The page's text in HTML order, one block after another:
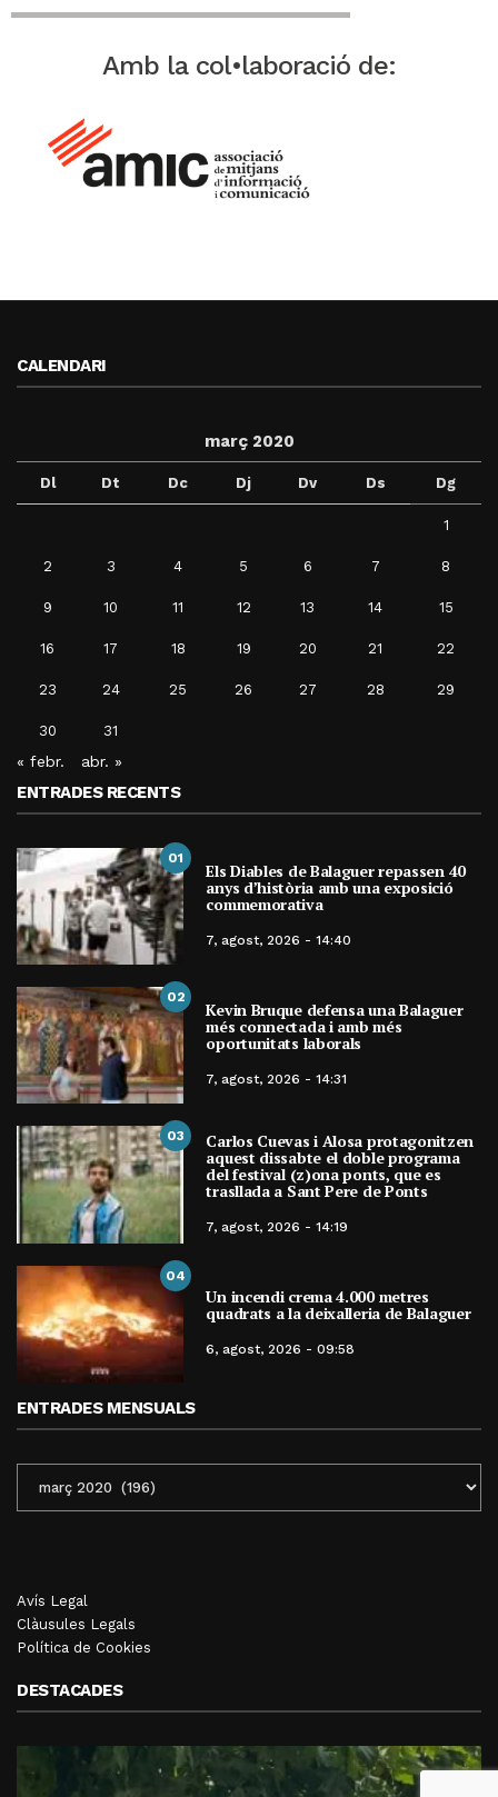
Amb la col•laboració de:
CALENDARI
març 2020
Dl Dt Dc Dj Dv Ds Dg
1
2 3 4 5 6 7 8
9 10 11 12 13 14 15
16 17 18 19 20 21 22
23 24 25 26 27 28 29
30 31
« febr. abr. »
ENTRADES RECENTS
01
Els Diables de Balaguer repassen 40
anys d’història amb una exposició
commemorativa
7, agost, 2026 - 14:40
02
Kevin Bruque defensa una Balaguer
més connectada i amb més
oportunitats laborals
7, agost, 2026 - 14:31
03 Carlos Cuevas i Alosa protagonitzen
aquest dissabte el doble programa
del festival (z)ona ponts, que es
trasllada a Sant Pere de Ponts
7, agost, 2026 - 14:19
04
Un incendi crema 4.000 metres
quadrats a la deixalleria de Balaguer
6, agost, 2026 - 09:58
ENTRADES MENSUALS
MENSUALS
Avís Legal
Clàusules Legals
Política de Cookies
DESTACADES